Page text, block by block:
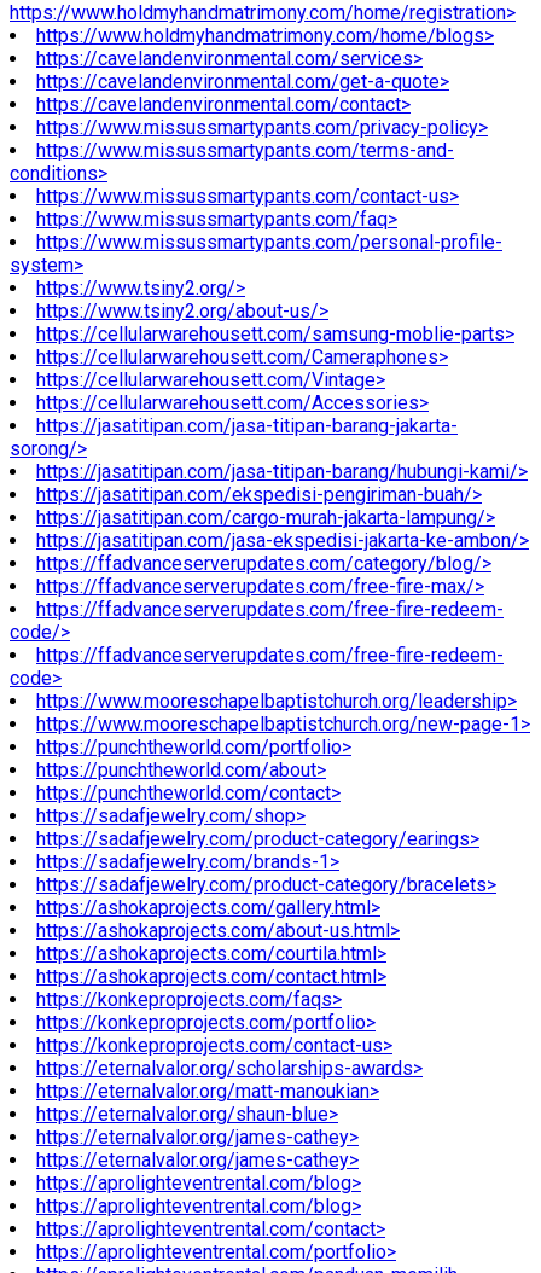
https://www.holdmyhandmatrimony.com/home/registration>
https://www.holdmyhandmatrimony.com/home/blogs>
https://cavelandenvironmental.com/services>
https://cavelandenvironmental.com/get-a-quote>
https://cavelandenvironmental.com/contact>
https://www.missussmartypants.com/privacy-policy>
https://www.missussmartypants.com/terms-and-
conditions>
https://www.missussmartypants.com/contact-us>
https://www.missussmartypants.com/faq>
https://www.missussmartypants.com/personal-profile-
system>
https://www.tsiny2.org/>
https://www.tsiny2.org/about-us/>
https://cellularwarehousett.com/samsung-moblie-parts>
https://cellularwarehousett.com/Cameraphones>
https://cellularwarehousett.com/Vintage>
https://cellularwarehousett.com/Accessories>
https://jasatitipan.com/jasa-titipan-barang-jakarta-
sorong/>
https://jasatitipan.com/jasa-titipan-barang/hubungi-kami/>
https://jasatitipan.com/ekspedisi-pengiriman-buah/>
https://jasatitipan.com/cargo-murah-jakarta-lampung/>
https://jasatitipan.com/jasa-ekspedisi-jakarta-ke-ambon/>
https://ffadvanceserverupdates.com/category/blog/>
https://ffadvanceserverupdates.com/free-fire-max/>
https://ffadvanceserverupdates.com/free-fire-redeem-
code/>
https://ffadvanceserverupdates.com/free-fire-redeem-
code>
https://www.mooreschapelbaptistchurch.org/leadership>
https://www.mooreschapelbaptistchurch.org/new-page-1>
https://punchtheworld.com/portfolio>
https://punchtheworld.com/about>
https://punchtheworld.com/contact>
https://sadafjewelry.com/shop>
https://sadafjewelry.com/product-category/earings>
https://sadafjewelry.com/brands-1>
https://sadafjewelry.com/product-category/bracelets>
https://ashokaprojects.com/gallery.html>
https://ashokaprojects.com/about-us.html>
https://ashokaprojects.com/courtila.html>
https://ashokaprojects.com/contact.html>
https://konkeproprojects.com/faqs>
https://konkeproprojects.com/portfolio>
https://konkeproprojects.com/contact-us>
https://eternalvalor.org/scholarships-awards>
https://eternalvalor.org/matt-manoukian>
https://eternalvalor.org/shaun-blue>
https://eternalvalor.org/james-cathey>
https://eternalvalor.org/james-cathey>
https://aprolighteventrental.com/blog>
https://aprolighteventrental.com/blog>
https://aprolighteventrental.com/contact>
https://aprolighteventrental.com/portfolio>